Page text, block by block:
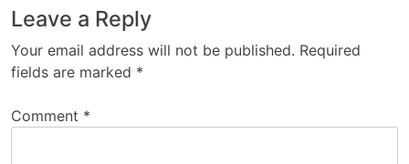
Leave a Reply
Your email address will not be published. Required
fields are marked *
Comment *